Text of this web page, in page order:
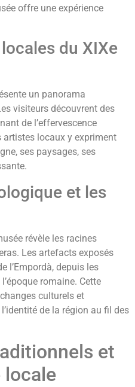
offre une expérience
du XIXe
un panorama
visiteurs découvrent des
de l’effervescence
artistes locaux y expriment
ses paysages, ses
et les
révèle les racines
Les artefacts exposés
l’Empordà, depuis les
romaine. Cette
culturels et
de la région au fil des
et
locale